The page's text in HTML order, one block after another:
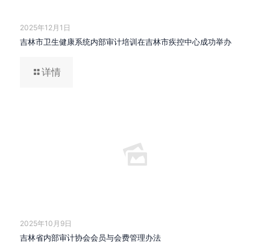
2025年12月1日
吉林市卫生健康系统内部审计培训在吉林市疾控中心成功举办
详情
2025年10月9日
吉林省内部审计协会会员与会费管理办法